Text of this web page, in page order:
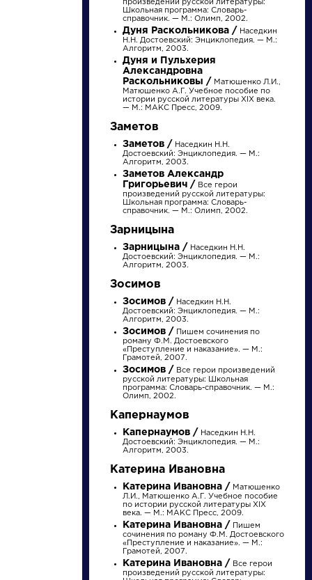
писатели
произведения
персонажи
Писатели
Александрович
Биография »
Фотоальбомы »
Произведения »
Словарь
Литература. 8
хрестоматия для
школ и_классов с
углубленным и...
произведений русской литературы:
Школьная программа: Словарь-
справочник. — М.: Олимп, 2002.
Дуня Раскольникова / Наседкин
Н.Н. Достоевский: Энциклопедия. — М.:
Алгоритм, 2003.
Дуня и Пульхерия
Александровна
Раскольниковы / Матюшенко Л.И.,
Матюшенко А.Г. Учебное пособие по
истории русской литературы XIX века.
— М.: МАКС Пресс, 2009.
Заметов
Заметов / Наседкин Н.Н.
Достоевский: Энциклопедия. — М.:
Алгоритм, 2003.
Заметов Александр
Григорьевич / Все герои
произведений русской литературы:
Школьная программа: Словарь-
справочник. — М.: Олимп, 2002.
Зарницына
Зарницына / Наседкин Н.Н.
Достоевский: Энциклопедия. — М.:
Алгоритм, 2003.
Зосимов
Зосимов / Наседкин Н.Н.
Достоевский: Энциклопедия. — М.:
Алгоритм, 2003.
Зосимов /
Пишем сочинения по
роману Ф.М. Достоевского
«Преступление и наказание». — М.:
Грамотей, 2007.
Зосимов / Все герои произведений
русской литературы: Школьная
программа: Словарь-справочник. — М.:
Олимп, 2002.
Капернаумов
Капернаумов / Наседкин Н.Н.
Достоевский: Энциклопедия. — М.:
Алгоритм, 2003.
Катерина Ивановна
Катерина Ивановна / Матюшенко
Л.И., Матюшенко А.Г. Учебное пособие
по истории русской литературы XIX
века. — М.: МАКС Пресс, 2009.
Катерина Ивановна /
Пишем
сочинения по роману Ф.М. Достоевского
«Преступление и наказание». — М.:
Грамотей, 2007.
Катерина Ивановна / Все герои
произведений русской литературы: